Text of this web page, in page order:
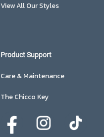
View All Our Styles
Product Support
Care & Maintenance
The Chicco Key